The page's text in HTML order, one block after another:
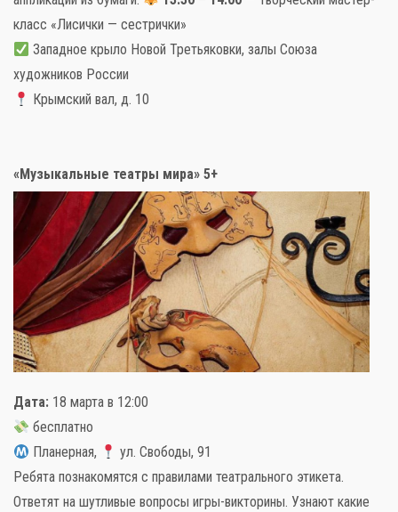
класс «Лисички — сестрички»
Западное крыло Новой Третьяковки, залы Союза
художников России
Крымский вал, д. 10
«Музыкальные театры мира» 5+
Дата: 18 марта в 12:00
бесплатно
Планерная,
ул. Свободы, 91
Ребята познакомятся с правилами театрального этикета.
Ответят на шутливые вопросы игры-викторины. Узнают какие